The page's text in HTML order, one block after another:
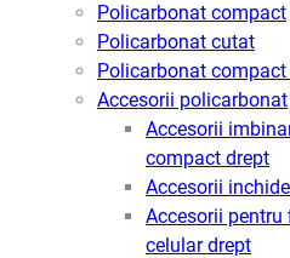
Policarbonat compact
Policarbonat cutat
Policarbonat
Accesorii policarbonat
Accesorii
compact drept
Accesorii
Accesorii
celular drept